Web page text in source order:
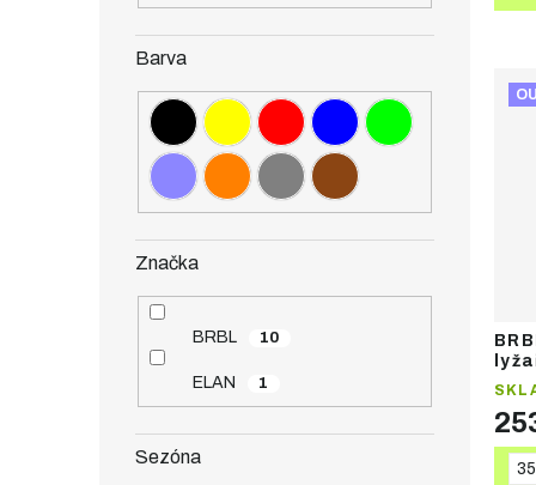
Barva
Značka
BRBL 10
ELAN 1
Sezóna